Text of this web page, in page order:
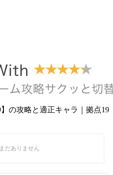
の攻略と適正キャラ｜拠点19